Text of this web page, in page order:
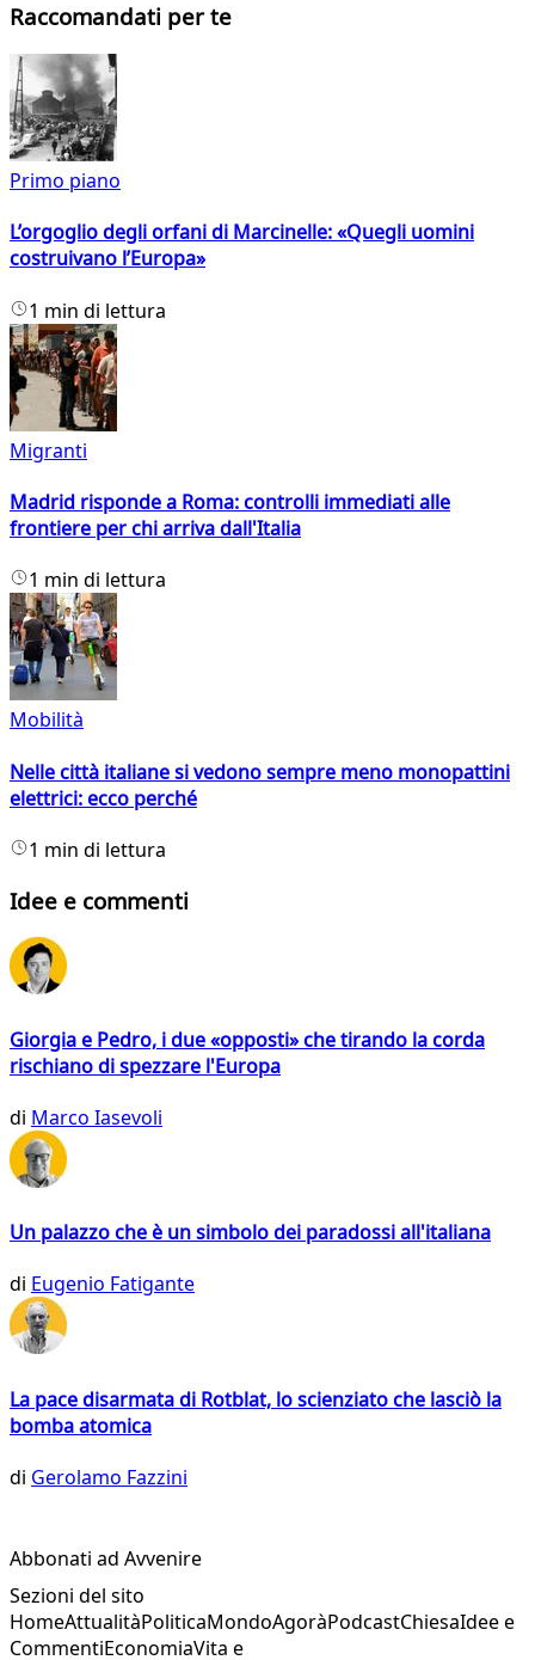
Raccomandati per te
Primo piano
L’orgoglio degli orfani di Marcinelle: «Quegli uomini
costruivano l’Europa»
1 min di lettura
Migranti
Madrid risponde a Roma: controlli immediati alle
frontiere per chi arriva dall'Italia
1 min di lettura
Mobilità
Nelle città italiane si vedono sempre meno monopattini
elettrici: ecco perché
1 min di lettura
Idee e commenti
Giorgia e Pedro, i due «opposti» che tirando la corda
rischiano di spezzare l'Europa
di Marco Iasevoli
Un palazzo che è un simbolo dei paradossi all'italiana
di Eugenio Fatigante
La pace disarmata di Rotblat, lo scienziato che lasciò la
bomba atomica
di Gerolamo Fazzini
Abbonati ad Avvenire
Sezioni del sito
HomeAttualitàPoliticaMondoAgoràPodcastChiesaIdee e
CommentiEconomiaVita e